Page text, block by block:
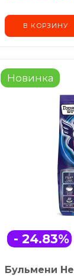
В КОРЗИНУ
- 24.83%
Новинка
Бульмени